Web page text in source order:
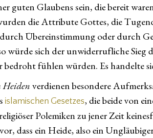
guten Glaubens sein, die bereit
die Attribute Gottes, die
Übereinstimmung oder durch
würde sich der unwiderrufliche Sieg
bedroht fühlen würden. Es handelte
Heidenverdienen besondere
islamischen Gesetzes, die beide von
Polemiken zu jener Zeit
dass ein Heide, also ein